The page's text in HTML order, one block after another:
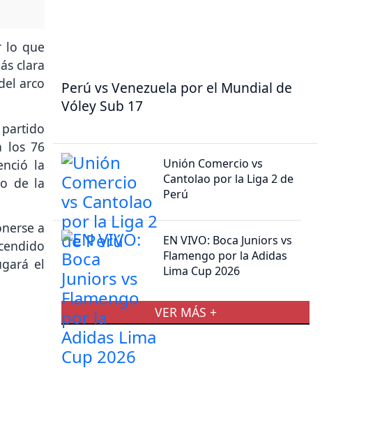
lo que
clara
arco
los 76
la
de la
a
el
Perú vs Venezuela por el Mundial de
Vóley Sub 17
Unión Comercio vs
Cantolao por la Liga 2 de
Perú
EN VIVO: Boca Juniors vs
Flamengo por la Adidas
Lima Cup 2026
VER MÁS +